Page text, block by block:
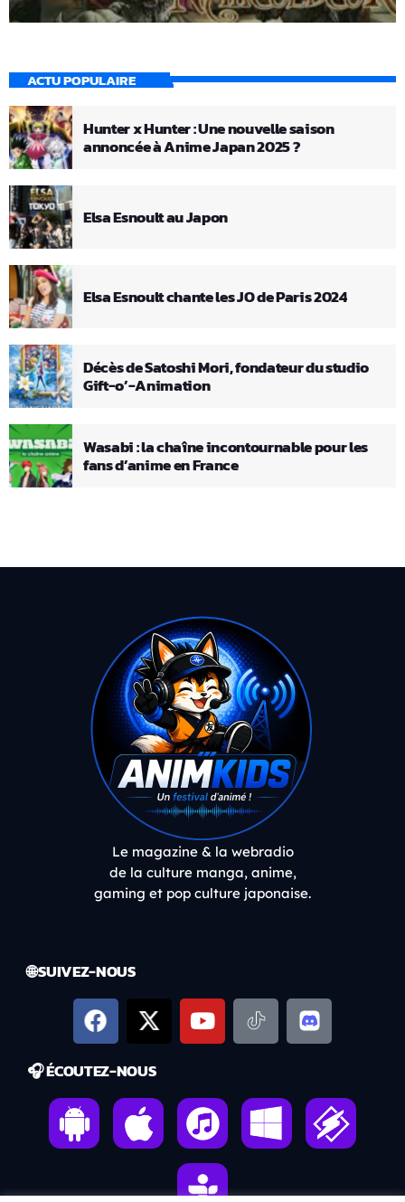
ACTU POPULAIRE
Hunter x Hunter : Une nouvelle saison
annoncée à Anime Japan 2025 ?
Elsa Esnoult au Japon
Elsa Esnoult chante les JO de Paris 2024
Décès de Satoshi Mori, fondateur du studio
Gift-o’-Animation
Wasabi : la chaîne incontournable pour les
fans d’anime en France
Le magazine & la webradio
de la culture manga, anime,
gaming et pop culture japonaise.
🌐 SUIVEZ-NOUS
🎧 ÉCOUTEZ-NOUS